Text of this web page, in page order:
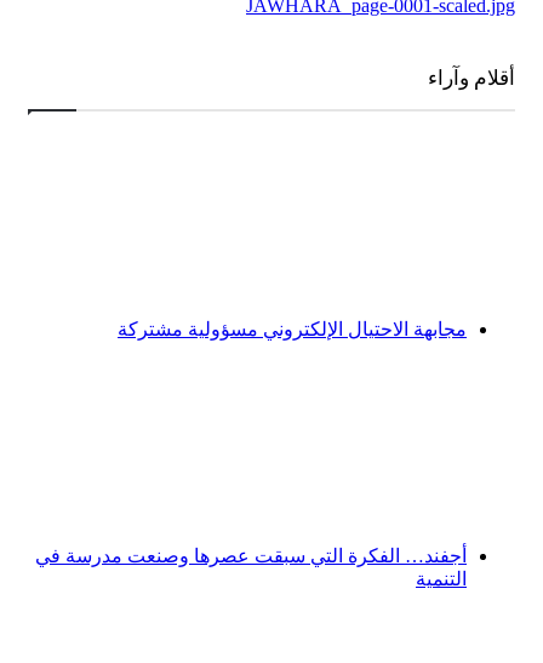
أقلام وآراء
مجابهة الاحتيال الإلكتروني مسؤولية مشتركة
أجفند… الفكرة التي سبقت عصرها وصنعت مدرسة في
التنمية